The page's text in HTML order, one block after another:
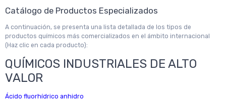
Catálogo de Productos Especializados
A continuación, se presenta una lista detallada de los tipos de
productos químicos más comercializados en el ámbito internacional
(Haz clic en cada producto):
QUÍMICOS INDUSTRIALES DE ALTO
VALOR
Ácido fluorhídrico anhidro